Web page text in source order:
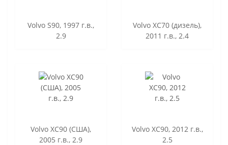
Volvo S90, 1997 г.в.,
2.9
Volvo XC70 (дизель),
2011 г.в., 2.4
Volvo XC90 (США),
2005 г.в., 2.9
Volvo XC90, 2012 г.в.,
2.5